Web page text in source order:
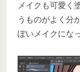
メイクも可愛く
うものがよく分
ぽいメイクにな